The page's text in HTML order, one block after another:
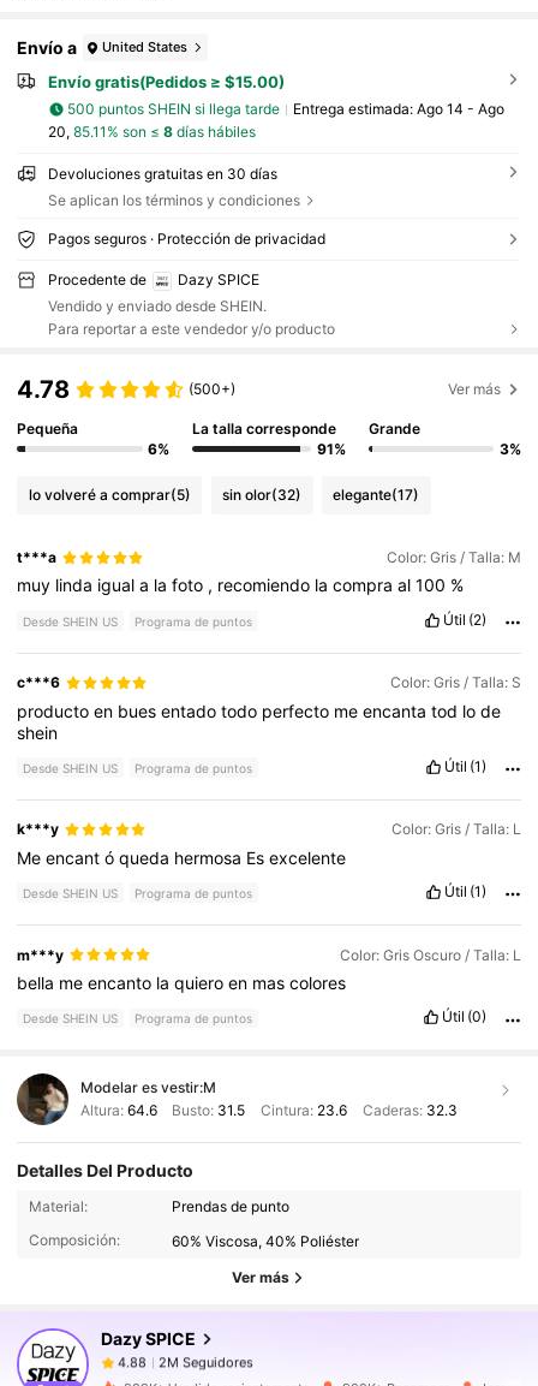
Envío a United States
Envío gratis(Pedidos ≥ $15.00)
500 puntos SHEIN si llega tarde Entrega estimada: Ago 14 - Ago
20, 85.11% son ≤ 8días hábiles
Devoluciones gratuitas en 30 días
Se aplican los términos y condiciones
Pagos seguros · Protección de privacidad
Procedente de
Dazy SPICE
Vendido y enviado desde SHEIN.
Para reportar a este vendedor y/o producto
4.78 (500+) Ver más
Pequeña
6%
La talla corresponde
91%
Grande
3%
lo volveré a comprar(5) sin olor(32) elegante(17)
t***a Color: Gris / Talla: M
muy linda iguala lafoto , recomiendo lacompraal100 %
Desde SHEIN US Programa de puntos Útil (2)
c***6 Color: Gris / Talla: S
productoen buesentadotodo perfecto meencantatod lode
shein
Desde SHEIN US Programa de puntos Útil (1)
k***y Color: Gris / Talla: L
Meencantóqueda hermosa Esexcelente
Desde SHEIN US Programa de puntos Útil (1)
m***y Color: Gris Oscuro / Talla: L
bella meencanto laquieroen mascolores
Desde SHEIN US Programa de puntos Útil (0)
Modelar es vestir:M
Altura: 64.6 Busto: 31.5 Cintura: 23.6 Caderas: 32.3
Detalles Del Producto
Material:
Prendas de punto
Composición:
60% Viscosa, 40% Poliéster
Ver más
Dazy SPICE
2M Seguidores
4.88
2M Seguidores
f***s pagóHace 1 día